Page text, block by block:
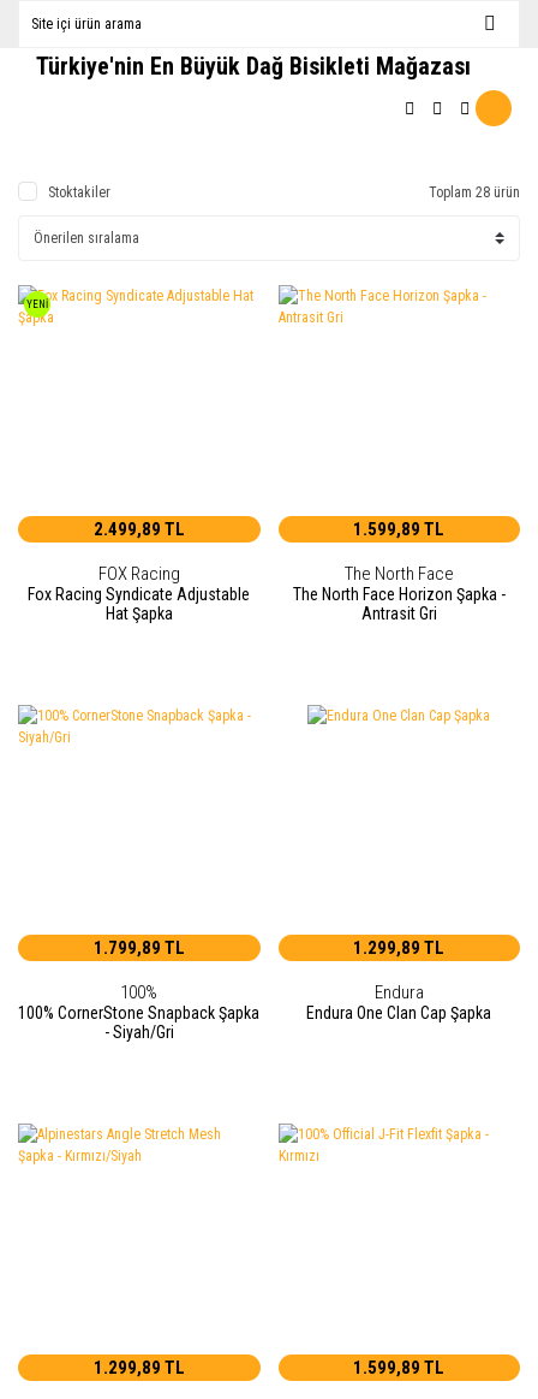
Türkiye'nin En Büyük Dağ Bisikleti Mağazası
Stoktakiler Toplam 28 ürün
YENİ
2.499,89 TL
FOX Racing
Fox Racing Syndicate Adjustable
Hat Şapka
1.599,89 TL
The North Face
The North Face Horizon Şapka -
Antrasit Gri
1.799,89 TL
100%
100% CornerStone Snapback Şapka
- Siyah/Gri
1.299,89 TL
Endura
Endura One Clan Cap Şapka
1.299,89 TL 1.599,89 TL